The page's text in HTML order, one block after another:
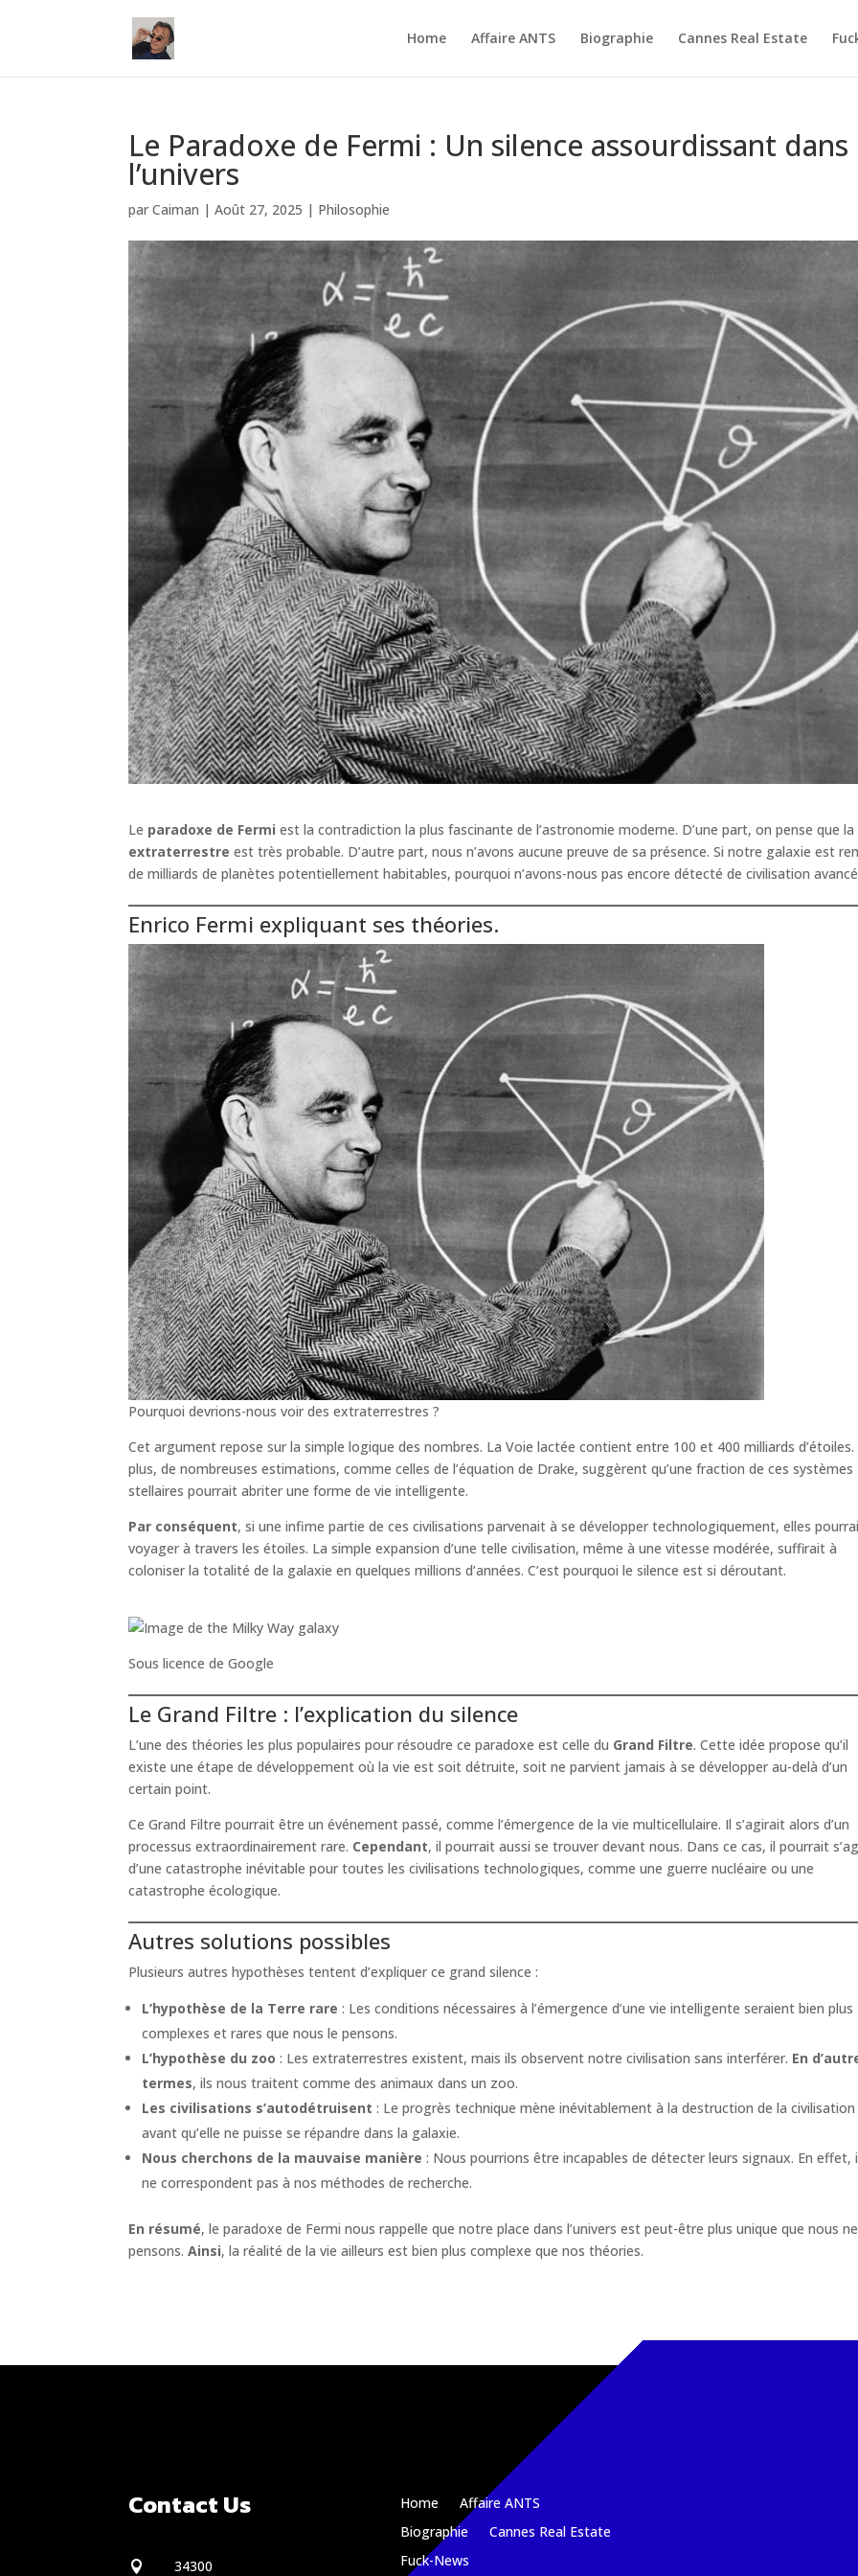
Home Affaire ANTS Biographie Cannes Real Estate
Le Paradoxe de Fermi : Un silence assourdissant dans
l’univers
parCaiman |Août 27, 2025 | Philosophie
Le paradoxe de Fermi est la contradiction la plus fascinante de l’astronomie moderne. D’une part, on pense que la
extraterrestre est très probable. D’autre part, nous n’avons aucune preuve de sa présence. Si notre galaxie est
de milliards de planètes potentiellement habitables, pourquoi n’avons-nous pas encore détecté de civilisation
Enrico Fermi expliquant ses théories.
Pourquoi devrions-nous voir des extraterrestres ?
Cet argument repose sur la simple logique des nombres. La Voie lactée contient entre 100 et 400 milliards d’étoiles.
plus, de nombreuses estimations, comme celles de l’équation de Drake, suggèrent qu’une fraction de ces systèmes
stellaires pourrait abriter une forme de vie intelligente.
Par conséquent, si une infime partie de ces civilisations parvenait à se développer technologiquement, elles
voyager à travers les étoiles. La simple expansion d’une telle civilisation, même à une vitesse modérée, suffirait à
coloniser la totalité de la galaxie en quelques millions d’années. C’est pourquoi le silence est si déroutant.
Sous licence de Google
Le Grand Filtre : l’explication du silence
L’une des théories les plus populaires pour résoudre ce paradoxe est celle du Grand Filtre. Cette idée propose qu’il
existe une étape de développement où la vie est soit détruite, soit ne parvient jamais à se développer au-delà d’un
certain point.
Ce Grand Filtre pourrait être un événement passé, comme l’émergence de la vie multicellulaire. Il s’agirait alors d’un
processus extraordinairement rare. Cependant, il pourrait aussi se trouver devant nous. Dans ce cas, il pourrait
d’une catastrophe inévitable pour toutes les civilisations technologiques, comme une guerre nucléaire ou une
catastrophe écologique.
Autres solutions possibles
Plusieurs autres hypothèses tentent d’expliquer ce grand silence :
L’hypothèse de la Terre rare : Les conditions nécessaires à l’émergence d’une vie intelligente seraient bien plus
complexes et rares que nous le pensons.
L’hypothèse du zoo : Les extraterrestres existent, mais ils observent notre civilisation sans interférer. En
termes, ils nous traitent comme des animaux dans un zoo.
Les civilisations s’autodétruisent : Le progrès technique mène inévitablement à la destruction de la civilisation
avant qu’elle ne puisse se répandre dans la galaxie.
Nous cherchons de la mauvaise manière : Nous pourrions être incapables de détecter leurs signaux. En effet,
ne correspondent pas à nos méthodes de recherche.
En résumé, le paradoxe de Fermi nous rappelle que notre place dans l’univers est peut-être plus unique que nous
pensons.Ainsi, la réalité de la vie ailleurs est bien plus complexe que nos théories.
Contact Us

34300
Home
Affaire ANTS
Biographie
Cannes Real Estate
Fuck-News